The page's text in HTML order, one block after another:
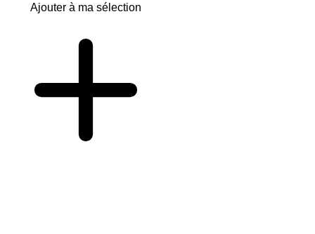
Ajouter à ma sélection